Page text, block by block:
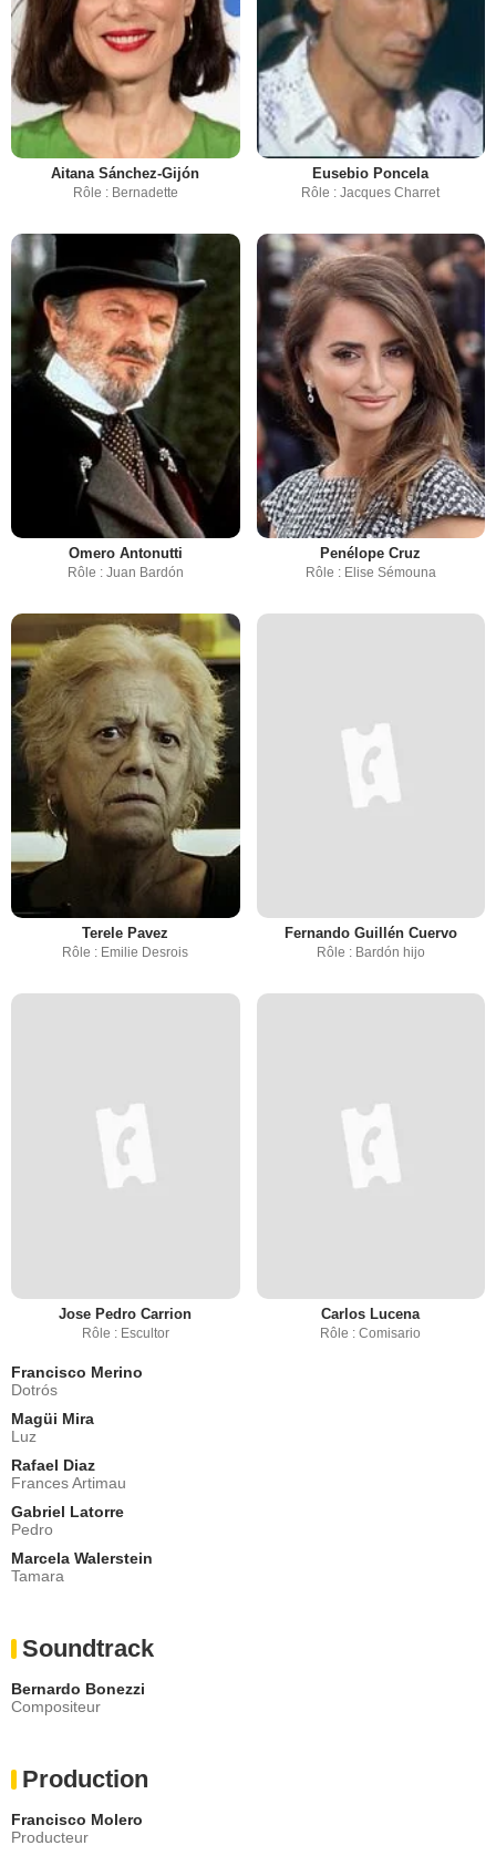
Aitana Sánchez-Gijón
Rôle : Bernadette
Eusebio Poncela
Rôle : Jacques Charret
Omero Antonutti
Rôle : Juan Bardón
Penélope Cruz
Rôle : Elise Sémouna
Terele Pavez
Rôle : Emilie Desrois
Fernando Guillén Cuervo
Rôle : Bardón hijo
Jose Pedro Carrion
Rôle : Escultor
Carlos Lucena
Rôle : Comisario
Francisco Merino
Dotrós
Magüi Mira
Luz
Rafael Diaz
Frances Artimau
Gabriel Latorre
Pedro
Marcela Walerstein
Tamara
Soundtrack
Bernardo Bonezzi
Compositeur
Production
Francisco Molero
Producteur